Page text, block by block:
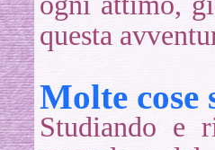
questa
Molte cose
Studiando e